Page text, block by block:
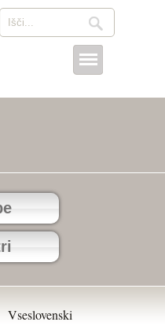
Vseslovenski